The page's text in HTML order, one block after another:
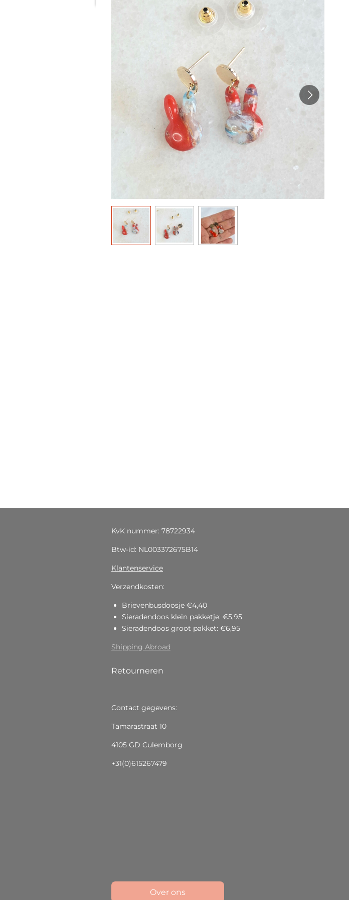
KvK nummer: 78722934
Btw-id: NL003372675B14
Klantenservice
Verzendkosten:
Brievenbusdoosje €4,40
Sieradendoos klein pakketje: €5,95
Sieradendoos groot pakket: €6,95
Shipping Abroad
Retourneren
Contact gegevens:
Tamarastraat 10
4105 GD Culemborg
+31(0)615267479
Over ons